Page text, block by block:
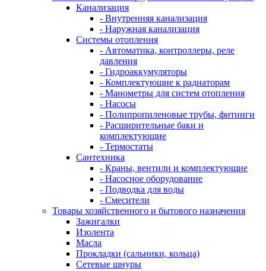
Канализация
- Внутренняя канализация
- Наружная канализация
Системы отопления
- Автоматика, контроллеры, реле
давления
- Гидроаккумуляторы
- Комплектующие к радиаторам
- Манометры для систем отопления
- Насосы
- Полипропиленовые трубы, фитинги
- Расширительные баки и
комплектующие
- Термостаты
Сантехника
- Краны, вентили и комплектующие
- Насосное оборудование
- Подводка для воды
- Смесители
Товары хозяйственного и бытового назначения
Зажигалки
Изолента
Масла
Прокладки (сальники, кольца)
Сетевые шнуры